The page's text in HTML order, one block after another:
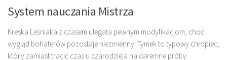
System nauczania Mistrza
Kreska Leśniaka z czasem ulegała pewnym modyfikacjom, choć
wygląd bohaterów pozostaje niezmienny. Tymek to typowy chłopiec,
który zamiast tracić czas u czarodzieja na daremne próby